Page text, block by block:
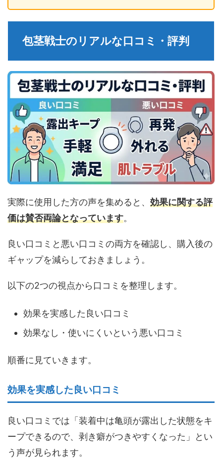
包茎戦士のリアルな口コミ・評判
実際に使用した方の声を集めると、 効果に関する評
価は賛否両論となっています。
良い口コミと悪い口コミの両方を確認し、購入後の
ギャップを減らしておきましょう。
以下の2つの視点から口コミを整理します。
効果を実感した良い口コミ
効果なし・使いにくいという悪い口コミ
順番に見ていきます。
効果を実感した良い口コミ
良い口コミでは「装着中は亀頭が露出した状態をキ
ープできるので、剥き癖がつきやすくなった」とい
う声が見られます。